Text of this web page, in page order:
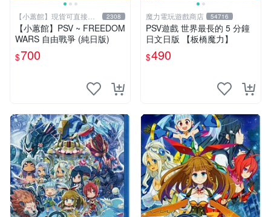
【小蕙館】現貨可直接下
標
2308
【小蕙館】PSV ~ FREEDOM
WARS 自由戰爭 (純日版)
$700
魔力電玩遊戲商店 54716
PSV遊戲 世界最長的 5 分鐘
日文日版 【板橋魔力】
$490